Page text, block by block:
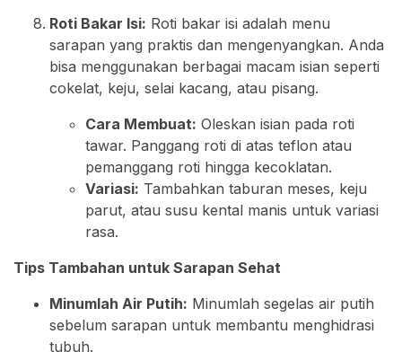
Roti Bakar Isi: Roti bakar isi adalah menu
sarapan yang praktis dan mengenyangkan. Anda
bisa menggunakan berbagai macam isian seperti
cokelat, keju, selai kacang, atau pisang.
Cara Membuat: Oleskan isian pada roti
tawar. Panggang roti di atas teflon atau
pemanggang roti hingga kecoklatan.
Variasi: Tambahkan taburan meses, keju
parut, atau susu kental manis untuk variasi
rasa.
Tips Tambahan untuk Sarapan Sehat
Minumlah Air Putih: Minumlah segelas air putih
sebelum sarapan untuk membantu menghidrasi
tubuh.